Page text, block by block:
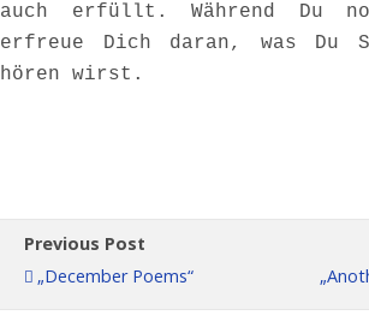
auch erfüllt. Während Du
erfreue Dich daran, was Du
hören wirst.
Previous Post
„December Poems“